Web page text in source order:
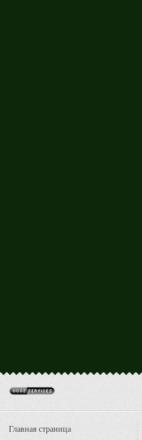
Главная страница